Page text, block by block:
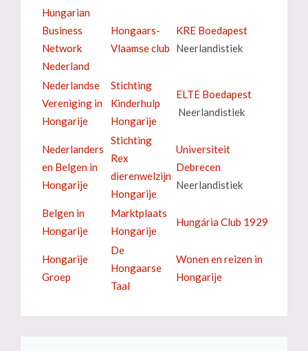
Hungarian
Business
Network
Nederland
Hongaars-
Vlaamse club
KRE Boedapest
Neerlandistiek
Nederlandse
Vereniging in
Hongarije
Stichting
Kinderhulp
Hongarije
ELTE Boedapest
Neerlandistiek
Nederlanders
en Belgen in
Hongarije
Stichting
Rex
dierenwelzijn
Hongarije
Universiteit
Debrecen
Neerlandistiek
Belgen in
Hongarije
Marktplaats
Hongarije
Hungária Club 1929
Hongarije
Groep
De
Hongaarse
Taal
Wonen en reizen in
Hongarije